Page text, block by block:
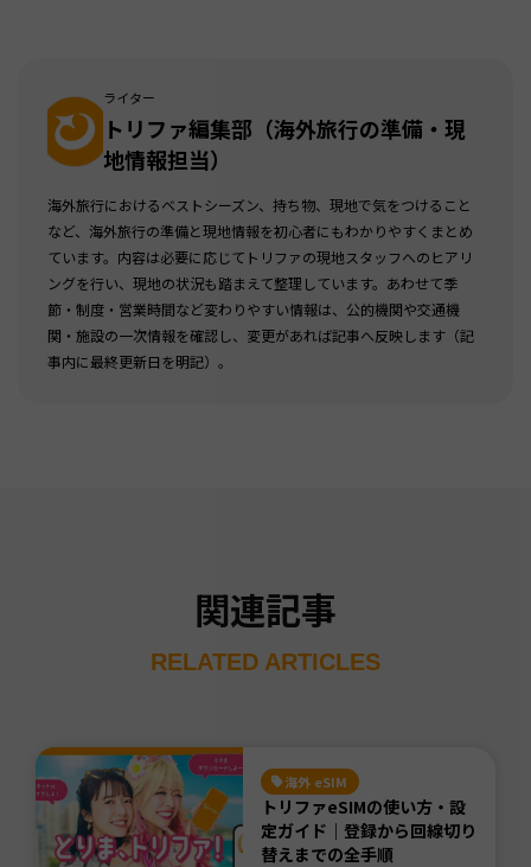
ライター
トリファ編集部（海外旅行の準備・現
地情報担当）
海外旅行におけるベストシーズン、持ち物、現地で気をつけること
など、海外旅行の準備と現地情報を初心者にもわかりやすくまとめ
ています。内容は必要に応じてトリファの現地スタッフへのヒアリ
ングを行い、現地の状況も踏まえて整理しています。あわせて季
節・制度・営業時間など変わりやすい情報は、公的機関や交通機
関・施設の一次情報を確認し、変更があれば記事へ反映します（記
事内に最終更新日を明記）。
関連記事
RELATED ARTICLES
海外 eSIM
トリファeSIMの使い方・設
定ガイド｜登録から回線切り
替えまでの全手順